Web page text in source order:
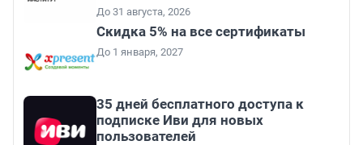
До 31 августа, 2026
Скидка 5% на все сертификаты
До 1 января, 2027
35 дней бесплатного доступа к
подписке Иви для новых
пользователей